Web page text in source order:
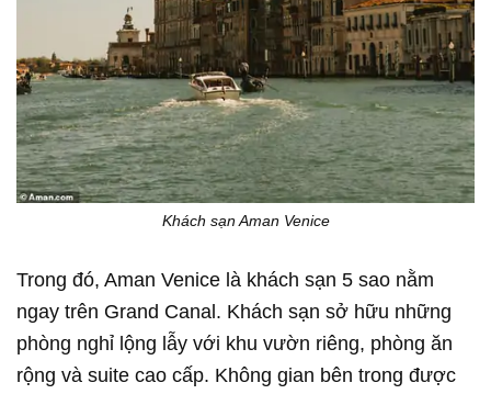
Khách sạn Aman Venice
Trong đó, Aman Venice là khách sạn 5 sao nằm
ngay trên Grand Canal. Khách sạn sở hữu những
phòng nghỉ lộng lẫy với khu vườn riêng, phòng ăn
rộng và suite cao cấp. Không gian bên trong được